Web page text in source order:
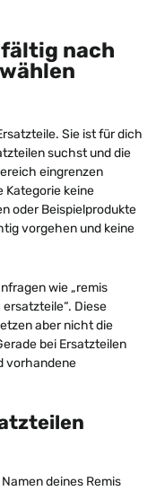
nach
Sie ist für dich
suchst und die
eingrenzen
Kategorie keine
oder Beispielprodukte
vorgehen und keine
wie „remis
Diese
aber nicht die
bei Ersatzteilen
vorhandene
deines Remis